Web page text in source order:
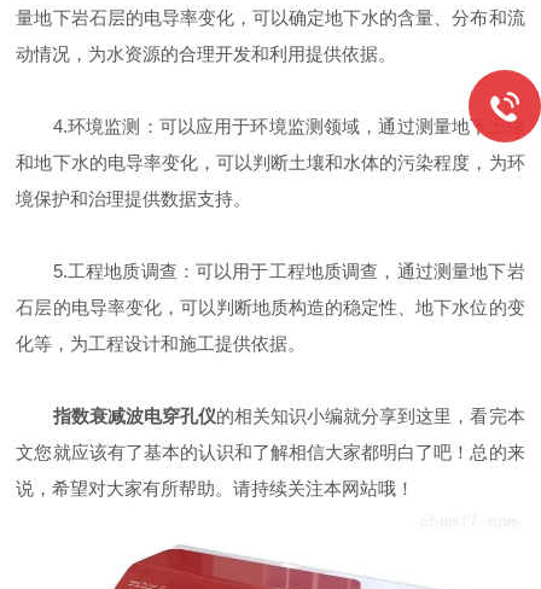
量地下岩石层的电导率变化，可以确定地下水的含量、分布和流
动情况，为水资源的合理开发和利用提供依据。
4.环境监测：可以应用于环境监测领域，通过测量地下土壤
和地下水的电导率变化，可以判断土壤和水体的污染程度，为环
境保护和治理提供数据支持。
5.工程地质调查：可以用于工程地质调查，通过测量地下岩
石层的电导率变化，可以判断地质构造的稳定性、地下水位的变
化等，为工程设计和施工提供依据。
指数衰减波电穿孔仪的相关知识小编就分享到这里，看完本
文您就应该有了基本的认识和了解相信大家都明白了吧！总的来
说，希望对大家有所帮助。请持续关注本网站哦！